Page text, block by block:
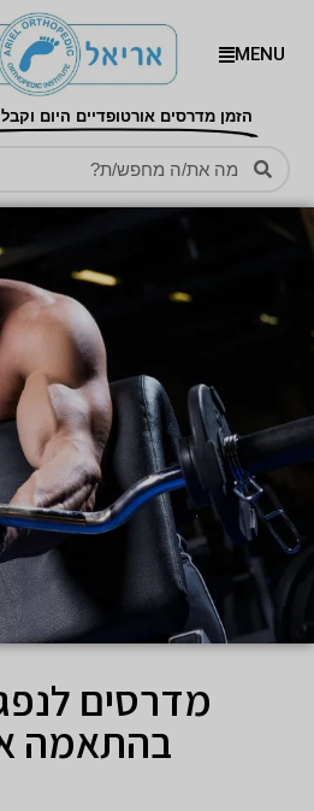
MENU
הזמן מדרסים אורטופדיים היום
מדרסים
בהתאמה